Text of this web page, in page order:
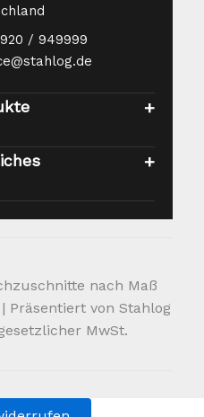
/ 949999
nach Maß
Präsentiert von Stahlog
MwSt.